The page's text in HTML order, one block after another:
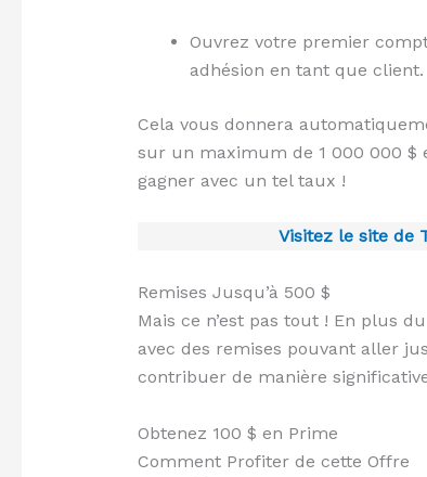
Ouvrez votre premier
adhésion en tant que client.
Cela vous donnera
sur un maximum de 1 000 000 $
gagner avec un tel taux !
Visitez le site de
Remises Jusqu’à 500 $
Mais ce n’est pas tout ! En plus
avec des remises pouvant aller
contribuer de manière
Obtenez 100 $ en Prime
Comment Profiter de cette Offre